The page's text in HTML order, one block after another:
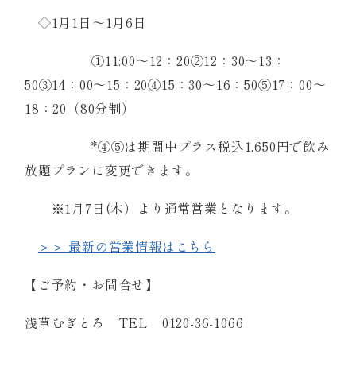
◇1月1日～1月6日
①11:00～12：20②12：30～13：
50③14：00～15：20④15：30～16：50⑤17：00～
18：20（80分制）
*④⑤は期間中プラス税込1,650円で飲み
放題プランに変更できます。
※1月7日(木）より通常営業となります。
＞＞ 最新の営業情報はこちら
【ご予約・お問合せ】
浅草むぎとろ TEL 0120-36-1066